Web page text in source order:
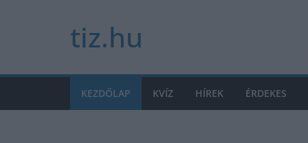
tiz.hu
KEZDŐLAP KVÍZ HÍREK ÉRDEKES